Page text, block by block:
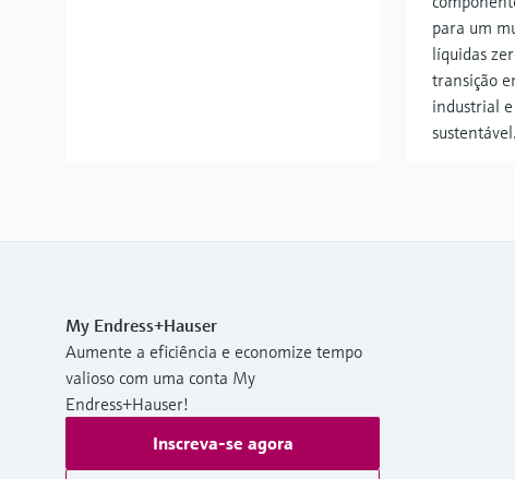
para um
líquidas
transição
industrial
sustentável.
My Endress+Hauser
Aumente a eficiência e economize tempo
valioso com uma conta My
Endress+Hauser!
Inscreva-se agora